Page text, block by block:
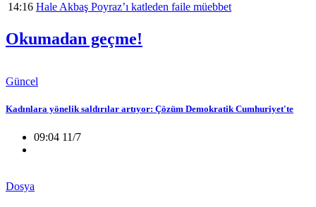
14:16 Hale Akbaş Poyraz’ı katleden faile müebbet
Okumadan geçme!
Güncel
Kadınlara yönelik saldırılar artıyor: Çözüm Demokratik Cumhuriyet'te
09:04 11/7
Dosya